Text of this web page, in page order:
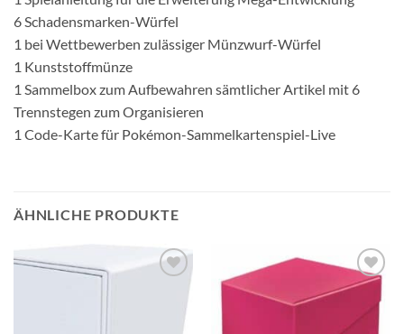
6 Schadensmarken-Würfel
1 bei Wettbewerben zulässiger Münzwurf-Würfel
1 Kunststoffmünze
1 Sammelbox zum Aufbewahren sämtlicher Artikel mit 6
Trennstegen zum Organisieren
1 Code-Karte für Pokémon-Sammelkartenspiel-Live
ÄHNLICHE PRODUKTE
Auf die
Wunschliste